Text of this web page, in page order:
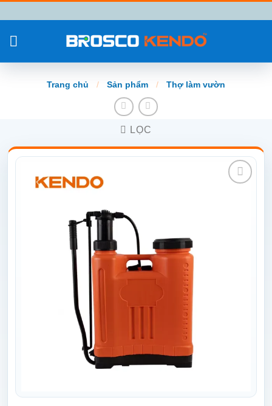
đến
nội
Trang chủ / Sản phẩm / Thợ làm vườn
LỌC